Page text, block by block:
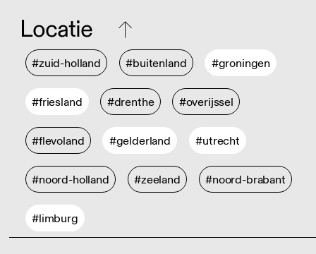
Locatie
#zuid-holland #buitenland #groningen
#friesland #drenthe #overijssel
#flevoland #gelderland #utrecht
#noord-holland #zeeland #noord-brabant
#limburg